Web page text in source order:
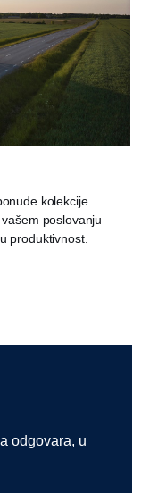
kolekcije
poslovanju
produktivnost.
odgovara, u